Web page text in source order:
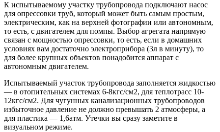
К испытываемому участку трубопровода подключают насос
для опрессовки труб, который может быть самым простым,
электрическим, как на верхней фотографии или автономным,
то есть, с двигателем для помпы. Выбор агрегата напрямую
связан с мощностью опрессовки, то есть, если в домашних
условиях вам достаточно электроприбора (3л в минуту), то
для более крупных объектов понадобится аппарат с
автономным двигателем.
Испытываемый участок трубопровода заполняется жидкостью
— в отопительных системах 6-8кгс/см2, для теплотрасс 10-
12кгс/см2. Для чугунных канализационных трубопроводов
избыточное давление не должно превышать 2 атмосферы, а
для пластика — 1,6атм. Утечки вы сразу заметите в
визуальном режиме.